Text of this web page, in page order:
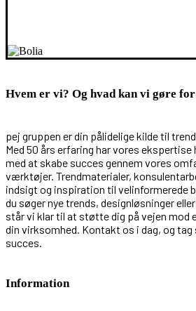
Hvem er vi? Og hvad kan vi gøre
pej gruppen er din pålidelige kilde til
Med 50 års erfaring har vores
med at skabe succes gennem vores
værktøjer. Trendmaterialer,
indsigt og inspiration til velinformerede
du søger nye trends, designløsninger
står vi klar til at støtte dig på vejen
din virksomhed. Kontakt os i dag, og
succes.
Information